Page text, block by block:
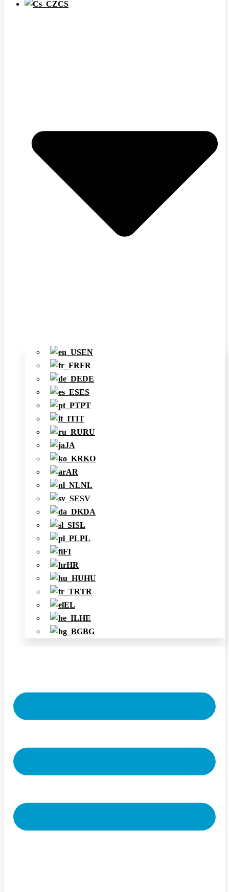
CS
EN
FR
DE
ES
PT
IT
RU
JA
KO
AR
NL
SV
DA
SL
PL
FI
HR
HU
TR
EL
HE
BG